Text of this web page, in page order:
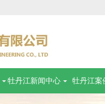
牡丹江新闻中心 牡丹江案